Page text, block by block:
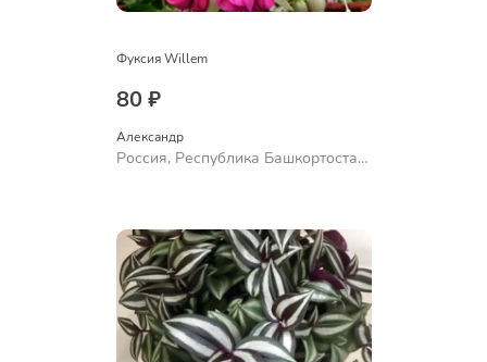
Фуксия Willem
80 ₽
Александр
Россия, Республика Башкортостан,